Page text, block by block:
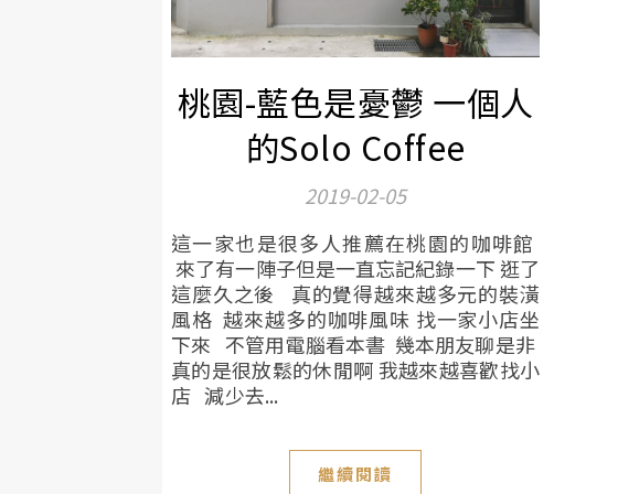
桃園-藍色是憂鬱 一個人
的Solo Coffee
2019-02-05
這一家也是很多人推薦在桃園的咖啡館
來了有一陣子但是一直忘記紀錄一下 逛了
這麼久之後 真的覺得越來越多元的裝潢
風格 越來越多的咖啡風味 找一家小店坐
下來 不管用電腦看本書 幾本朋友聊是非
真的是很放鬆的休閒啊 我越來越喜歡找小
店 減少去...
繼續閱讀